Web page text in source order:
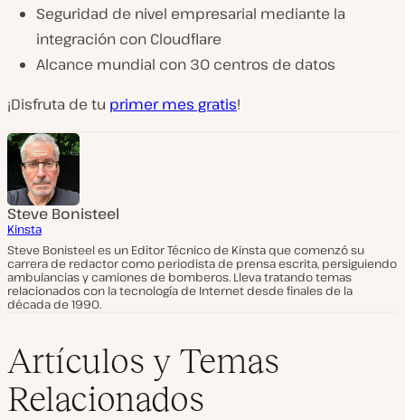
Seguridad de nivel empresarial mediante la
integración con Cloudflare
Alcance mundial con 30 centros de datos
¡Disfruta de tu primer mes gratis!
Steve Bonisteel
Kinsta
Steve Bonisteel es un Editor Técnico de Kinsta que comenzó su
carrera de redactor como periodista de prensa escrita, persiguiendo
ambulancias y camiones de bomberos. Lleva tratando temas
relacionados con la tecnología de Internet desde finales de la
década de 1990.
Artículos y Temas
Relacionados